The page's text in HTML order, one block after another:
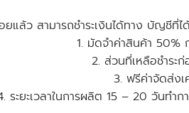
อยแล้ว สามารถชำระเงินได้ทาง บัญชี
1. มัดจำค่าสินค้า 50%
2. ส่วนที่เหลือชำระ
3. ฟรีค่าจัดส่งเ
ระยะเวลาในการผลิต 15 – 20 วันทำ